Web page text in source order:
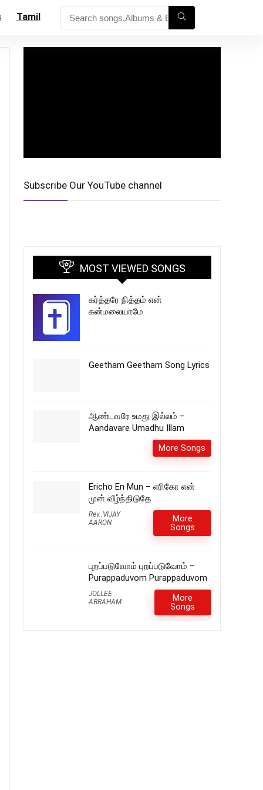
Tamil
Subscribe Our YouTube channel
MOST VIEWED SONGS
கர்த்தரே நித்தம் என்
கன்மலையாமே
Geetham Geetham Song Lyrics
ஆண்டவரே உமது இல்லம் –
Aandavare Umadhu Illam
More Songs
Ericho En Mun – எரிகோ என்
முன் வீழ்ந்திடுதே
Rev..VIJAY
AARON
More
Songs
புறப்படுவோம் புறப்படுவோம் –
Purappaduvom Purappaduvom
JOLLEE
ABRAHAM
More
Songs